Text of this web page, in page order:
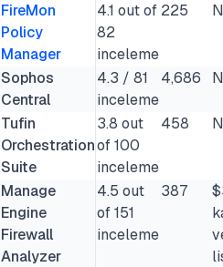
FireMon
Policy
Manager
4.1 out of
82
inceleme
225
Sophos
Central
4.3 / 81
inceleme
4,686
Tufin
Orchestration
Suite
3.8 out
of 100
inceleme
458
Manage
Engine
Firewall
Analyzer
4.5 out
of 151
inceleme
387